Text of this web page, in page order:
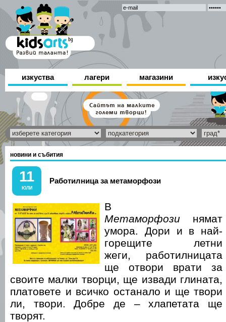
изкуства лагери магазини
новини и събития
11
ЮЛИ
Работилница за метаморфози
В
Метаморфози нямат
умора. Дори и в най-
горещите летни
жеги, работилницата
ще отвори врати за
своите малки творци, ще извади глината,
платовете и всичко останало и ще твори
ли, твори. Добре де – хлапетата ще
творят.